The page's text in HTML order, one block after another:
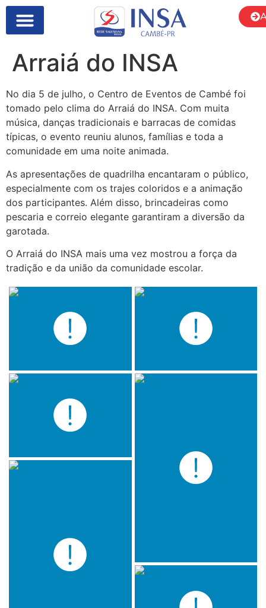
Arraiá do INSA
No dia 5 de julho, o Centro de Eventos de Cambé foi
tomado pelo clima do Arraiá do INSA. Com muita
música, danças tradicionais e barracas de comidas
típicas, o evento reuniu alunos, famílias e toda a
comunidade em uma noite animada.
As apresentações de quadrilha encantaram o público,
especialmente com os trajes coloridos e a animação
dos participantes. Além disso, brincadeiras como
pescaria e correio elegante garantiram a diversão da
garotada.
O Arraiá do INSA mais uma vez mostrou a força da
tradição e da união da comunidade escolar.